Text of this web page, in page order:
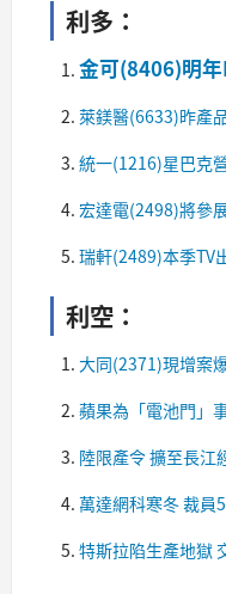
利多：
金可(8406)明
萊鎂醫(6633)昨產
統一(1216)星巴克
宏達電(2498)將參
瑞軒(2489)本季TV
利空：
大同(2371)現增案
蘋果為「電池門」
陸限產令 擴至長江
萬達網科寒冬 裁員
特斯拉陷生產地獄